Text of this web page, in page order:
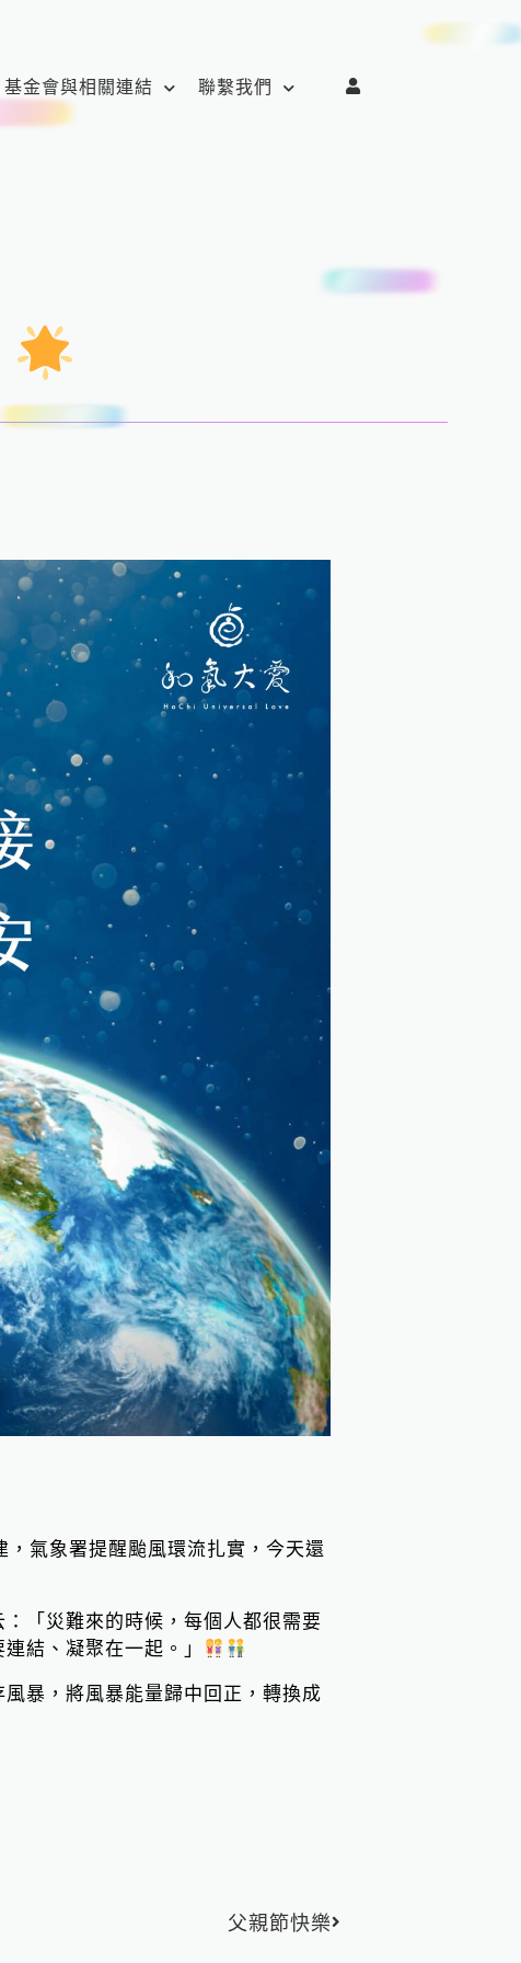
基金會與相關連結 聯繫我們
氣象署提醒颱風環流扎實，今天還
「災難來的時候，每個人都很需要
結、凝聚在一起。」
暴，將風暴能量歸中回正，轉換成
父親節快樂下一篇